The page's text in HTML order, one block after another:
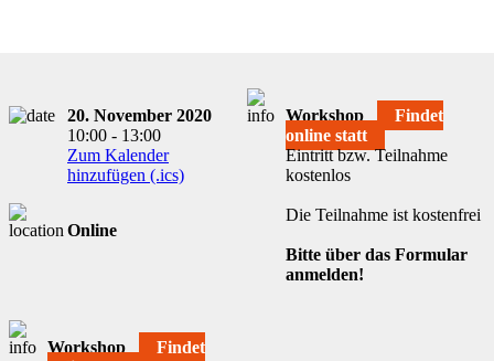
20. November 2020
10:00 - 13:00
Zum Kalender
hinzufügen (.ics)
Online
Workshop
Findet
online statt
Eintritt bzw. Teilnahme
kostenlos
Die Teilnahme ist kostenfrei
Bitte über das Formular
anmelden!
Workshop
Findet